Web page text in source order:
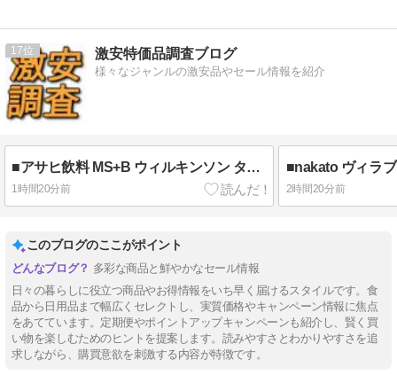
17 激安特価品調査ブログ
様々なジャンルの激安品やセール情報を紹介
■アサヒ飲料 MS+B ウィルキンソン タンサン ラベルレスボトル 500ml×24本 [炭酸水] 1,718円
1時間20分前 2時間20分前
このブログのここがポイント
多彩な商品と鮮やかなセール情報
日々の暮らしに役立つ商品やお得情報をいち早く届けるスタイルです。食
品から日用品まで幅広くセレクトし、実質価格やキャンペーン情報に焦点
をあてています。定期便やポイントアップキャンペーンも紹介し、賢く買
い物を楽しむためのヒントを提案します。読みやすさとわかりやすさを追
求しながら、購買意欲を刺激する内容が特徴です。